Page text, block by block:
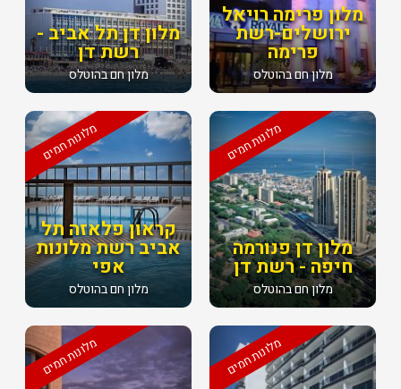
מלון דן תל אביב -
רשת דן
מלון חם בהוטלס
מלון פרימה רויאל
ירושלים-רשת
פרימה
מלון חם בהוטלס
מלונות חמים
קראון פלאזה תל
אביב רשת מלונות
אפי
מלון חם בהוטלס
מלונות חמים
מלון דן פנורמה
חיפה - רשת דן
מלון חם בהוטלס
מלונות חמים מלונות חמים